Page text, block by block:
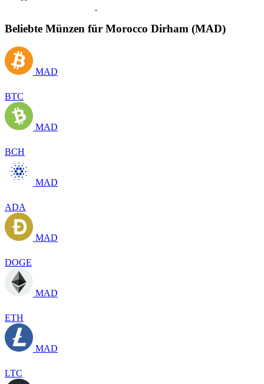
Beliebte Münzen für Morocco Dirham (MAD)
MAD
BTC
MAD
BCH
MAD
ADA
MAD
DOGE
MAD
ETH
MAD
LTC